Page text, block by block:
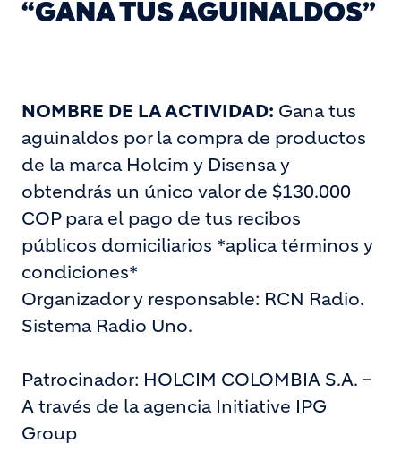
“GANA TUS AGUINALDOS”
NOMBRE DE LA ACTIVIDAD: Gana tus
aguinaldos por la compra de productos
de la marca Holcim y Disensa y
obtendrás un único valor de $130.000
COP para el pago de tus recibos
públicos domiciliarios *aplica términos y
condiciones*
Organizador y responsable: RCN Radio.
Sistema Radio Uno.
Patrocinador: HOLCIM COLOMBIA S.A. –
A través de la agencia Initiative IPG
Group